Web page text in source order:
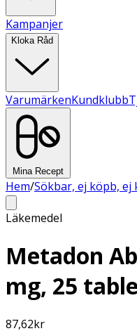
Kampanjer
Kloka Råd
VarumärkenKundklubb
Mina Recept
Hem/Sökbar, ej köpb, ej
Läkemedel
Metadon
mg, 25
87,62kr